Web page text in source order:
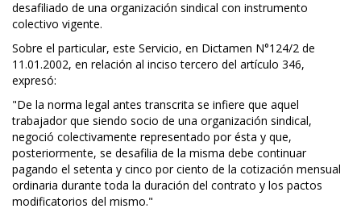
desafiliado de una organización sindical con instrumento
colectivo vigente.
Sobre el particular, este Servicio, en Dictamen N°124/2 de
11.01.2002, en relación al inciso tercero del artículo 346,
expresó:
"De la norma legal antes transcrita se infiere que aquel
trabajador que siendo socio de una organización sindical,
negoció colectivamente representado por ésta y que,
posteriormente, se desafilia de la misma debe continuar
pagando el setenta y cinco por ciento de la cotización mensual
ordinaria durante toda la duración del contrato y los pactos
modificatorios del mismo."